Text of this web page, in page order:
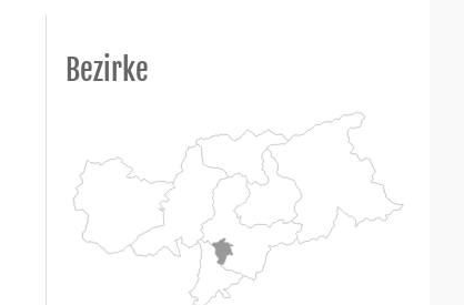
Bezirke